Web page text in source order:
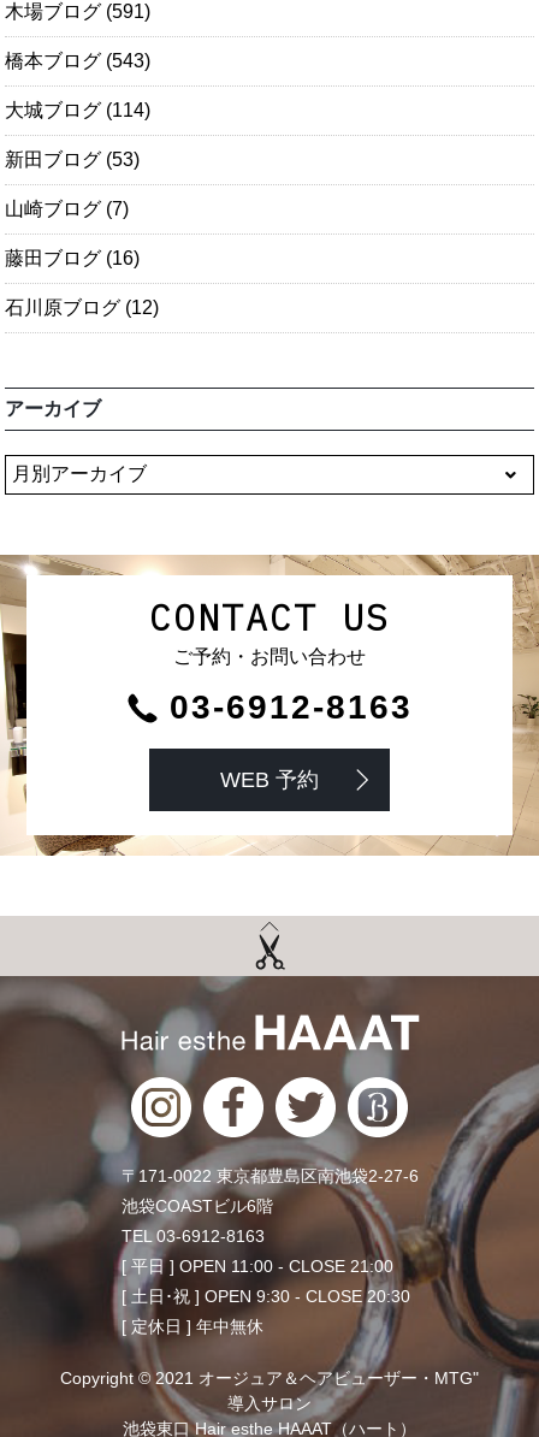
木場ブログ (591)
橋本ブログ (543)
大城ブログ (114)
新田ブログ (53)
山崎ブログ (7)
藤田ブログ (16)
石川原ブログ (12)
アーカイブ
CONTACT US
ご予約・お問い合わせ
03-6912-8163
WEB 予約
〒171-0022 東京都豊島区南池袋2-27-6
池袋COASTビル6階
TEL 03-6912-8163
[ 平日 ] OPEN 11:00 - CLOSE 21:00
[ 土日･祝 ] OPEN 9:30 - CLOSE 20:30
[ 定休日 ] 年中無休
Copyright © 2021 オージュア＆ヘアビューザー・MTG"
導入サロン
池袋東口 Hair esthe HAAAT（ハート）